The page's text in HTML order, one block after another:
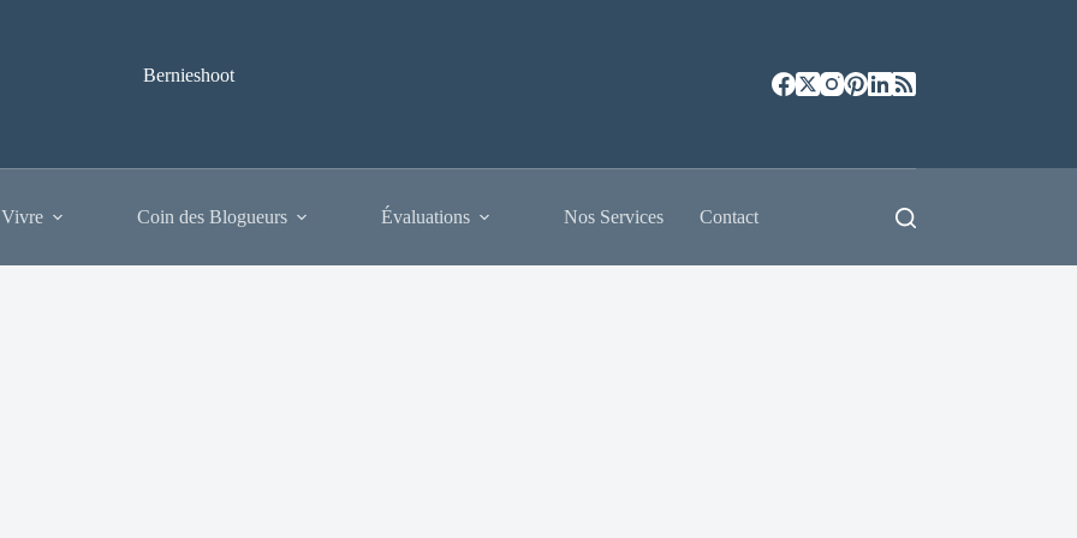
Bernieshoot
Coin des Blogueurs Évaluations Nos Services Contact